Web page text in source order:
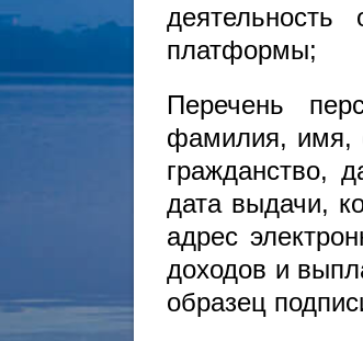
платформы;
Перечень
фамилия, имя,
гражданство,
дата выдачи,
адрес
доходов и
образец